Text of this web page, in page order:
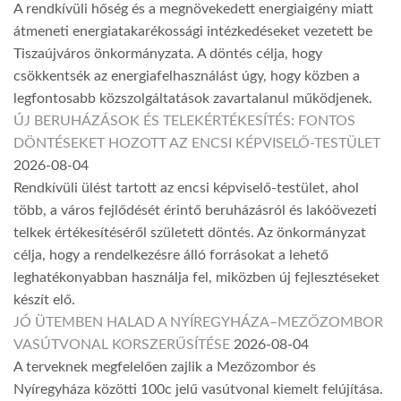
A rendkívüli hőség és a megnövekedett energiaigény miatt
átmeneti energiatakarékossági intézkedéseket vezetett be
Tiszaújváros önkormányzata. A döntés célja, hogy
csökkentsék az energiafelhasználást úgy, hogy közben a
legfontosabb közszolgáltatások zavartalanul működjenek.
ÚJ BERUHÁZÁSOK ÉS TELEKÉRTÉKESÍTÉS: FONTOS
DÖNTÉSEKET HOZOTT AZ ENCSI KÉPVISELŐ-TESTÜLET
2026-08-04
Rendkívüli ülést tartott az encsi képviselő-testület, ahol
több, a város fejlődését érintő beruházásról és lakóövezeti
telkek értékesítéséről született döntés. Az önkormányzat
célja, hogy a rendelkezésre álló forrásokat a lehető
leghatékonyabban használja fel, miközben új fejlesztéseket
készít elő.
JÓ ÜTEMBEN HALAD A NYÍREGYHÁZA–MEZŐZOMBOR
VASÚTVONAL KORSZERŰSÍTÉSE 2026-08-04
A terveknek megfelelően zajlik a Mezőzombor és
Nyíregyháza közötti 100c jelű vasútvonal kiemelt felújítása.